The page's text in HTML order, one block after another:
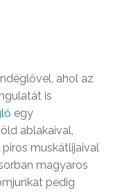
ahol az
is
egy
ablakaival,
muskátlijaival
magyaros
pedig